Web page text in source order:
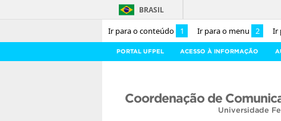
Ir para o conteúdo 1 Ir para o menu 2 Ir
BRASIL
PORTAL UFPEL ACESSO À INFORMAÇÃO
Coordenação de
Universidade